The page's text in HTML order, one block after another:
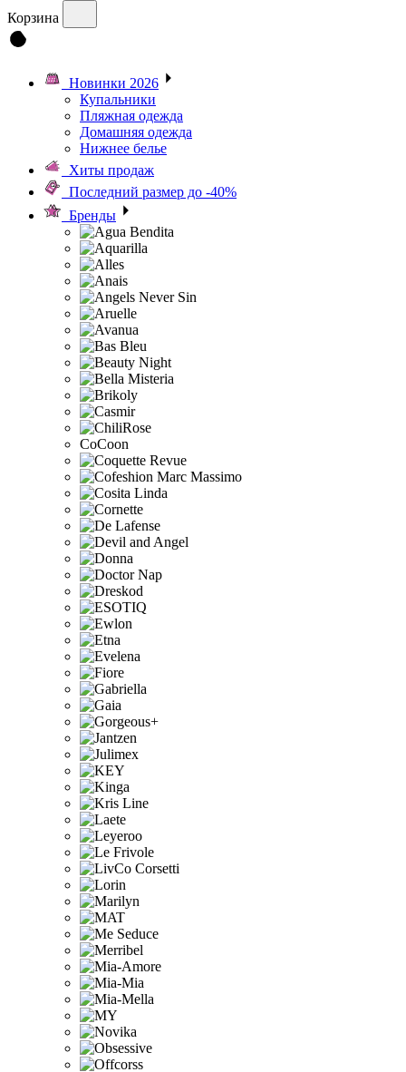
Корзина
Новинки 2026
Купальники
Пляжная одежда
Домашняя одежда
Нижнее белье
Хиты продаж
Последний размер до -40%
Бренды
CoCoon